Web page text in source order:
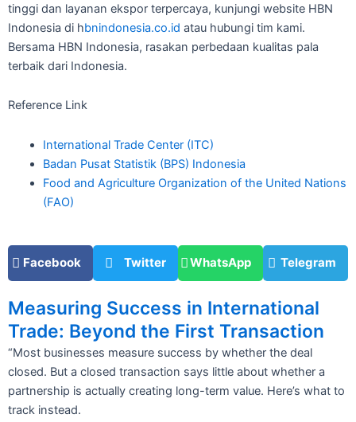
tinggi dan layanan ekspor terpercaya, kunjungi website HBN
Indonesia di hbnindonesia.co.id atau hubungi tim kami.
Bersama HBN Indonesia, rasakan perbedaan kualitas pala
terbaik dari Indonesia.
Reference Link
International Trade Center (ITC)
Badan Pusat Statistik (BPS) Indonesia
Food and Agriculture Organization of the United Nations
(FAO)
Facebook Twitter WhatsApp Telegram
Measuring Success in International
Trade: Beyond the First Transaction
“Most businesses measure success by whether the deal
closed. But a closed transaction says little about whether a
partnership is actually creating long-term value. Here’s what to
track instead.